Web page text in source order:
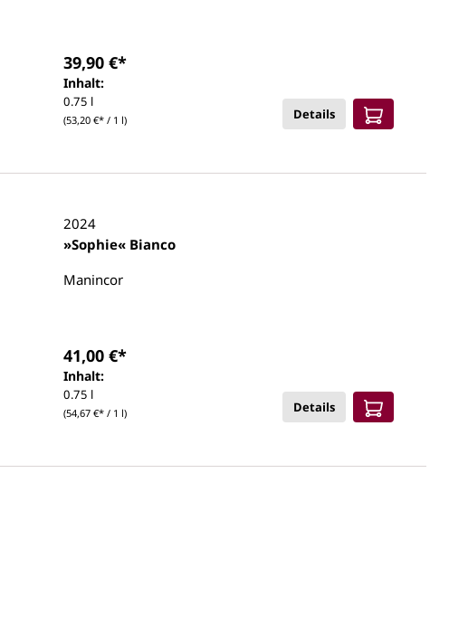
Inhalt:
0.75 l
(53,20 €* / 1 l)
39,90 €*
Details
2024
»Sophie« Bianco
Manincor
Inhalt:
0.75 l
(54,67 €* / 1 l)
41,00 €*
Details